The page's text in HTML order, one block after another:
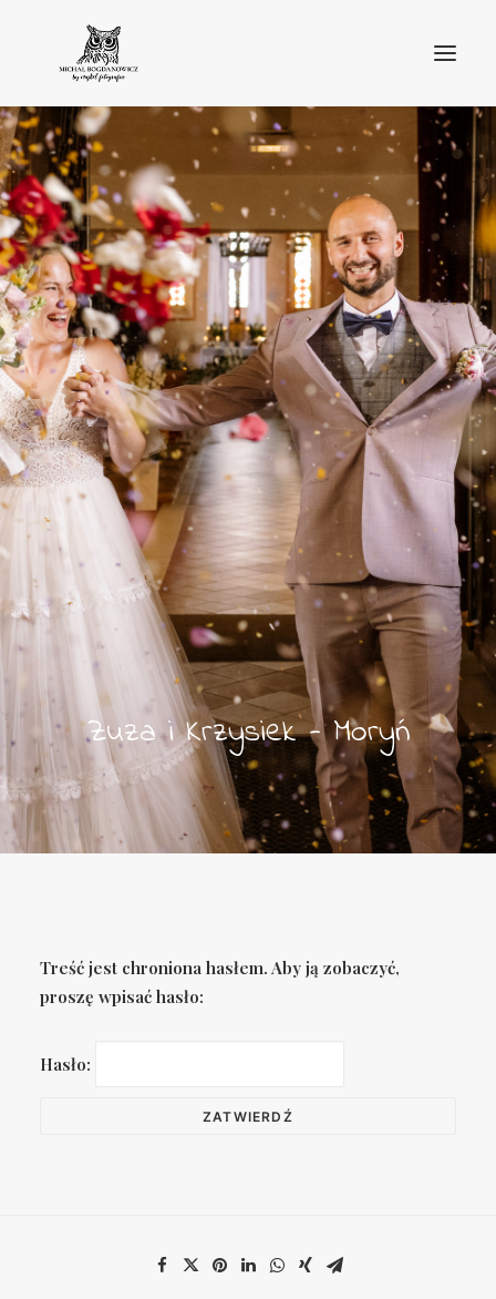
O MNIE
BLOG
PORTFOLIO
STREFA KLIENTA
OFERTA
KONTAKT
Zuza i Krzysiek - Moryń
Treść jest chroniona hasłem. Aby ją zobaczyć,
proszę wpisać hasło:
Hasło: